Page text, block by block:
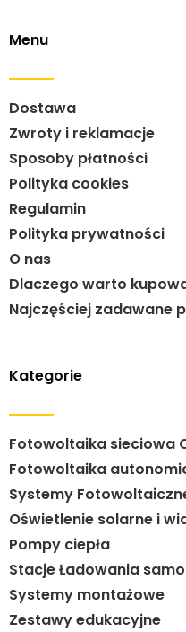
Menu
Dostawa
Zwroty i reklamacje
Sposoby płatności
Polityka cookies
Regulamin
Polityka prywatności
O nas
Dlaczego warto
Najczęściej zadawane
Kategorie
Fotowoltaika sieciowa
Fotowoltaika
Systemy
Oświetlenie solarne i
Pompy ciepła
Stacje Ładowania
Systemy montażowe
Zestawy edukacyjne